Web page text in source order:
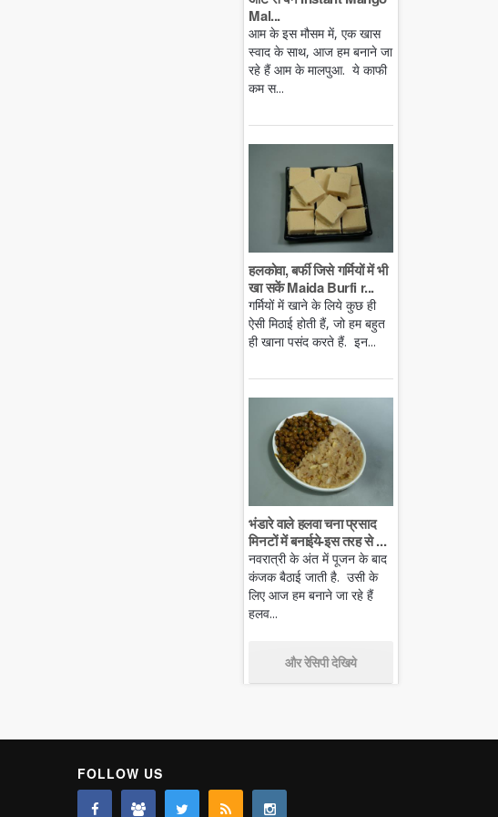
Mal...
आम के इस मौसम में, एक खास
स्वाद के साथ, आज हम बनाने जा
रहे हैं आम के मालपुआ. ये काफी
कम स...
हलकोवा, बर्फी जिसे गर्मियों में भी
खा सकें Maida Burfi r...
गर्मियों में खाने के लिये कुछ ही
ऐसी मिठाई होती हैं, जो हम बहुत
ही खाना पसंद करते हैं. इन...
भंडारे वाले हलवा चना प्रसाद
मिनटों में बनाईये-इस तरह से ...
नवरात्री के अंत में पूजन के बाद
कंजक बैठाई जाती है. उसी के
लिए आज हम बनाने जा रहे हैं
हलव...
और रेसिपी देखिये
FOLLOW US